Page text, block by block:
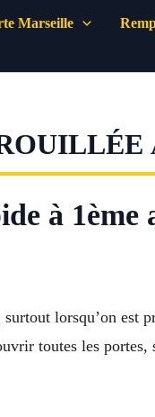
Marseille
à 1ème
lorsqu’on est
toutes les portes,